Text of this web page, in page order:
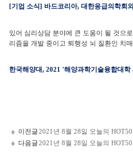
[기업 소식] 바드코리아, 대한응급의학회
있어 심리상담 분야에 큰 도움이 될 것으
리즘을 개발 중이고 퇴행성 뇌 질환인 치
한국해양대, 2021 '해양과학기술융합대학
이전글2021년 8월 28일 오늘의
다음글2021년 8월 28일 오늘의